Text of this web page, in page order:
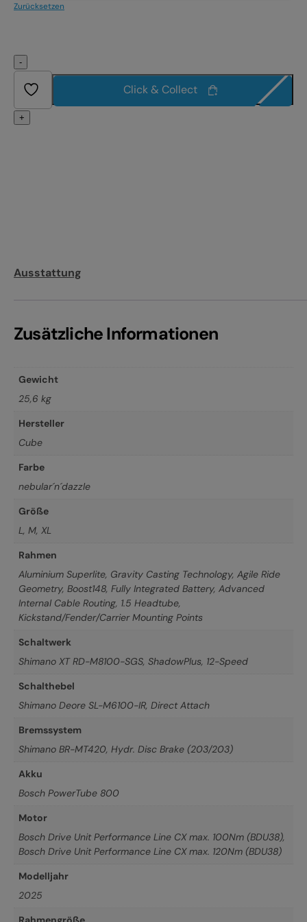
Zurücksetzen
-
+
Click & Collect
Ausstattung
Zusätzliche Informationen
Gewicht
25,6 kg
Hersteller
Cube
Farbe
nebular´n´dazzle
Größe
L, M, XL
Rahmen
Aluminium Superlite, Gravity Casting Technology, Agile Ride
Geometry, Boost148, Fully Integrated Battery, Advanced
Internal Cable Routing, 1.5 Headtube,
Kickstand/Fender/Carrier Mounting Points
Schaltwerk
Shimano XT RD-M8100-SGS, ShadowPlus, 12-Speed
Schalthebel
Shimano Deore SL-M6100-IR, Direct Attach
Bremssystem
Shimano BR-MT420, Hydr. Disc Brake (203/203)
Akku
Bosch PowerTube 800
Motor
Bosch Drive Unit Performance Line CX max. 100Nm (BDU38),
Bosch Drive Unit Performance Line CX max. 120Nm (BDU38)
Modelljahr
2025